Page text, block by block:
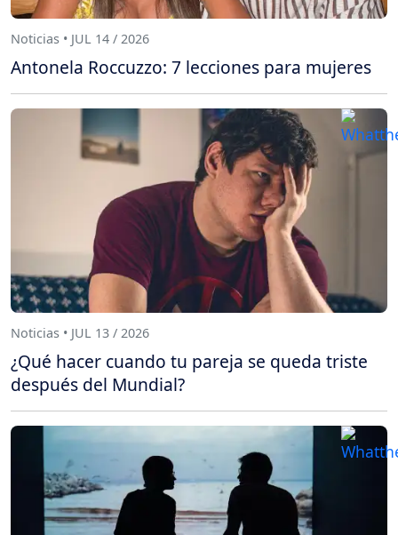
Noticias • JUL 14 / 2026
Antonela Roccuzzo: 7 lecciones para mujeres
Noticias • JUL 13 / 2026
¿Qué hacer cuando tu pareja se queda triste
después del Mundial?